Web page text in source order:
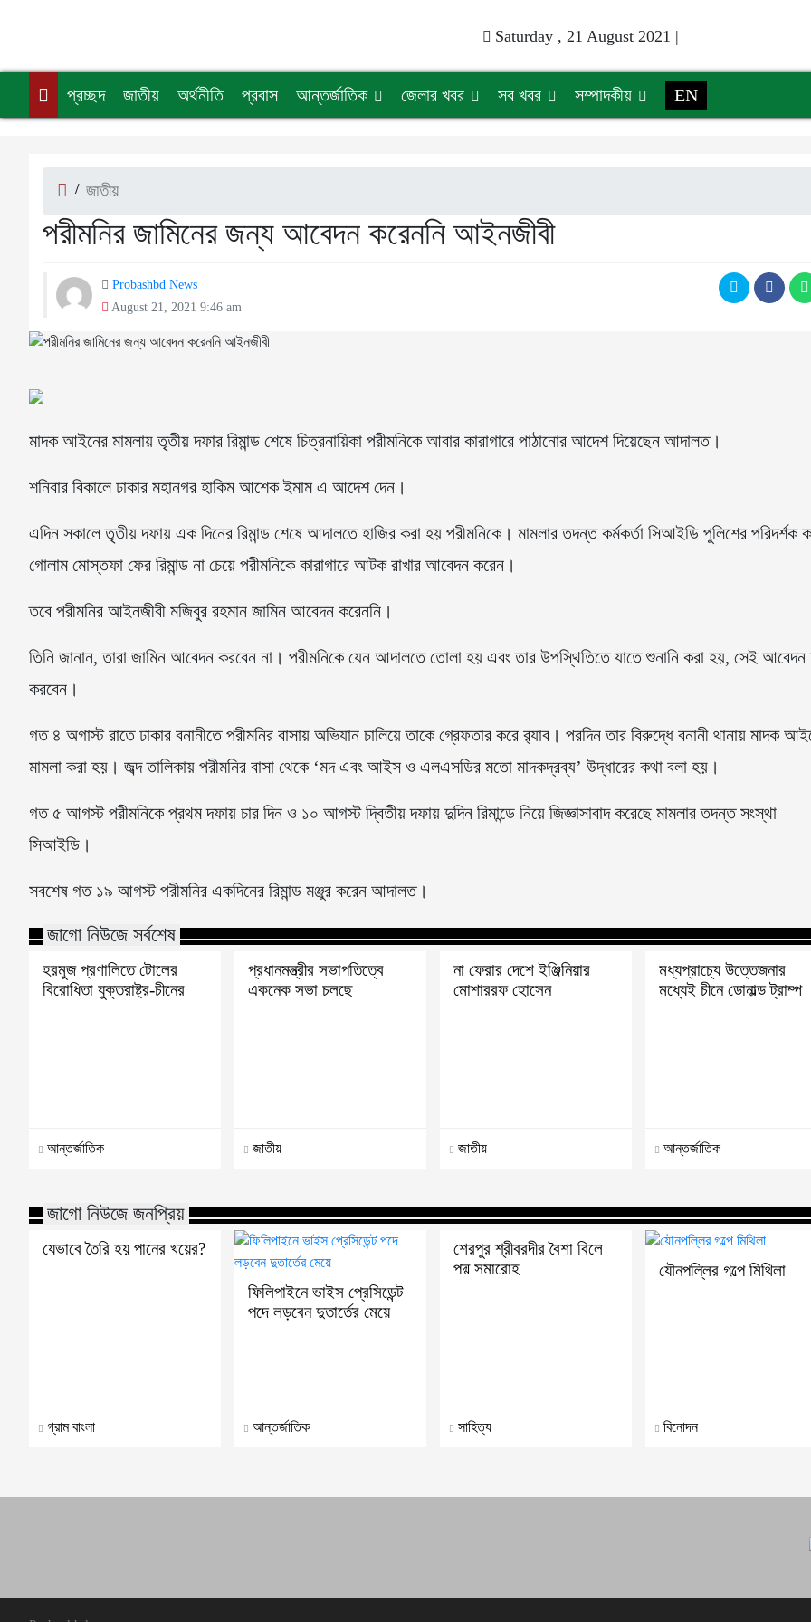
Saturday , 21 August 2021 |
প্রচ্ছদ জাতীয় অর্থনীতি প্রবাস আন্তর্জাতিক জেলার খবর সব খবর সম্পাদকীয় EN
/ জাতীয়
পরীমনির জামিনের জন্য আবেদন করেননি আইনজীবী
Probashbd News
August 21, 2021 9:46 am
মাদক আইনের মামলায় তৃতীয় দফার রিমান্ড শেষে চিত্রনায়িকা পরীমনিকে আবার কারাগারে পাঠানোর আদেশ দিয়েছেন আদালত।
শনিবার বিকালে ঢাকার মহানগর হাকিম আশেক ইমাম এ আদেশ দেন।
এদিন সকালে তৃতীয় দফায় এক দিনের রিমান্ড শেষে আদালতে হাজির করা হয় পরীমনিকে। মামলার তদন্ত কর্মকর্তা সিআইডি পুলিশের পরিদর্শক
গোলাম মোস্তফা ফের রিমান্ড না চেয়ে পরীমনিকে কারাগারে আটক রাখার আবেদন করেন।
তবে পরীমনির আইনজীবী মজিবুর রহমান জামিন আবেদন করেননি।
তিনি জানান, তারা জামিন আবেদন করবেন না। পরীমনিকে যেন আদালতে তোলা হয় এবং তার উপস্থিতিতে যাতে শুনানি করা হয়, সেই আবেদন
করবেন।
গত ৪ অগাস্ট রাতে ঢাকার বনানীতে পরীমনির বাসায় অভিযান চালিয়ে তাকে গ্রেফতার করে র‌্যাব। পরদিন তার বিরুদ্ধে বনানী থানায় মাদক
মামলা করা হয়। জব্দ তালিকায় পরীমনির বাসা থেকে ‘মদ এবং আইস ও এলএসডির মতো মাদকদ্রব্য’ উদ্ধারের কথা বলা হয়।
গত ৫ আগস্ট পরীমনিকে প্রথম দফায় চার দিন ও ১০ আগস্ট দ্বিতীয় দফায় দুদিন রিমান্ডে নিয়ে জিজ্ঞাসাবাদ করেছে মামলার তদন্ত সংস্থা
সিআইডি।
সবশেষ গত ১৯ আগস্ট পরীমনির একদিনের রিমান্ড মঞ্জুর করেন আদালত।
জাগো নিউজে সর্বশেষ
হরমুজ প্রণালিতে টোলের
বিরোধিতা যুক্তরাষ্ট্র-চীনের
আন্তর্জাতিক
প্রধানমন্ত্রীর সভাপতিত্বে
একনেক সভা চলছে
জাতীয়
না ফেরার দেশে ইঞ্জিনিয়ার
মোশাররফ হোসেন
জাতীয়
মধ্যপ্রাচ্যে উত্তেজনার
মধ্যেই চীনে ডোনাল্ড ট্রাম্প
আন্তর্জাতিক
জাগো নিউজে জনপ্রিয়
যেভাবে তৈরি হয় পানের খয়ের?
গ্রাম বাংলা
ফিলিপাইনে ভাইস প্রেসিডেন্ট
পদে লড়বেন দুতার্তের মেয়ে
আন্তর্জাতিক
শেরপুর শ্রীবরদীর বৈশা বিলে
পদ্ম সমারোহ
সাহিত্য
যৌনপল্লির গল্পে মিথিলা
বিনোদন